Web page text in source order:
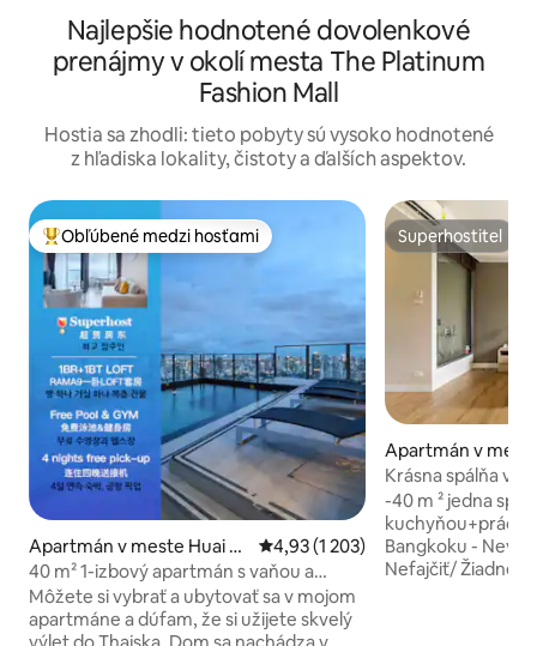
Najlepšie hodnotené dovolenkové
prenájmy v okolí mesta The Platinum
Fashion Mall
Hostia sa zhodli: tieto pobyty sú vysoko hodnotené
z hľadiska lokality, čistoty a ďalších aspektov.
Najobľúbenejšie medzi hosťami
Obľúbené medzi hosťami
Apartmán v meste Huai K
hwang
Priemerné ohodnotenie 4,93 z 5,
4,93 (1 203)
40 m² 1-izbový apartmán s vaňou a
balkónom LOFT-D4/pre 3 osoby/strešný
bazén/blízko RCA/blízko nočného
trhu/blízko Tonglor
Môžete si vybrať a ubytovať sa v mojom
apartmáne a dúfam, že si užijete skvelý
Superhostiteľ
Superhostiteľ
Apartmán v
lyothin road
Krásna spálňa v
-40 m ² jedna
Bangkoku - Nevhodné pre dieťa -
Nefajčiť/ Žiadne